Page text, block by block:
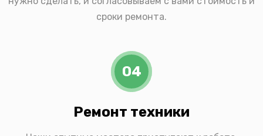
сроки ремонта.
04
Ремонт техники